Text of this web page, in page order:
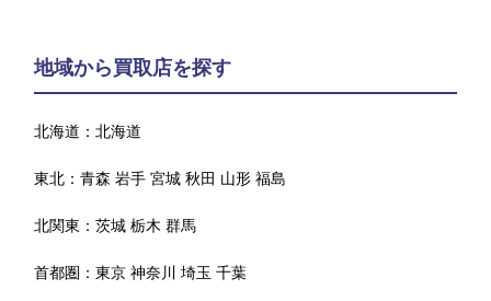
地域から買取店を探す
北海道：北海道
東北：青森 岩手 宮城 秋田 山形 福島
北関東：茨城 栃木 群馬
首都圏：東京 神奈川 埼玉 千葉